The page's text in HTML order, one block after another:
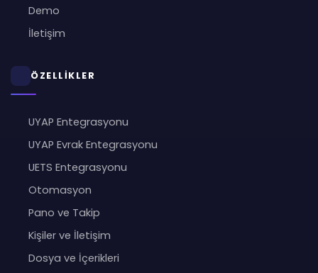
Demo
İletişim
ÖZELLİKLER
UYAP Entegrasyonu
UYAP Evrak Entegrasyonu
UETS Entegrasyonu
Otomasyon
Pano ve Takip
Kişiler ve İletişim
Dosya ve İçerikleri